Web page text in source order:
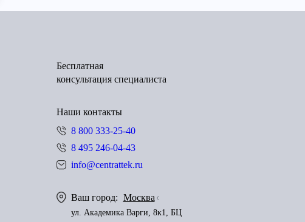
Бесплатная
консультация специалиста
Наши контакты
8 800 333-25-40
8 495 246-04-43
info@centrattek.ru
Ваш город: Москва
ул. Академика Варги, 8к1, БЦ